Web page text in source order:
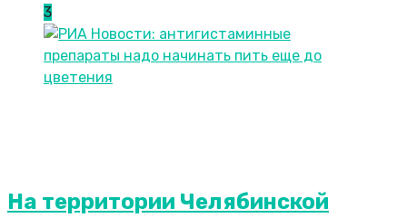
3
На территории Челябинской